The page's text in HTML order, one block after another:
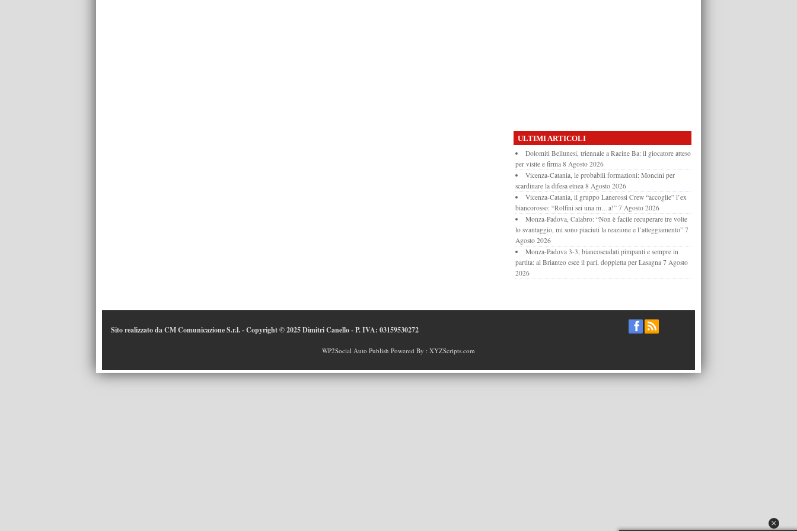
ULTIMI ARTICOLI
Dolomiti Bellunesi, triennale a Racine Ba: il giocatore atteso
per visite e firma 8 Agosto 2026
Vicenza-Catania, le probabili formazioni: Moncini per
scardinare la difesa etnea 8 Agosto 2026
Vicenza-Catania, il gruppo Lanerossi Crew “accoglie” l’ex
biancorosso: “Rolfini sei una m…a!” 7 Agosto 2026
Monza-Padova, Calabro: “Non è facile recuperare tre volte
lo svantaggio, mi sono piaciuti la reazione e l’atteggiamento” 7
Agosto 2026
Monza-Padova 3-3, biancoscudati pimpanti e sempre in
partita: al Brianteo esce il pari, doppietta per Lasagna 7 Agosto
2026
Sito realizzato da CM Comunicazione S.r.l. - Copyright © 2025 Dimitri Canello - P. IVA: 03159530272
WP2Social Auto Publish Powered By : XYZScripts.com